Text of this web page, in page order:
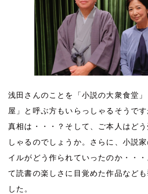
浅田さんのことを「小説の大衆食堂
屋」と呼ぶ方もいらっしゃるそうで
真相は・・・？そして、ご本人はど
しゃるのでしょうか。さらに、小説
イルがどう作られていったのか・・
て読書の楽しさに目覚めた作品など
した。